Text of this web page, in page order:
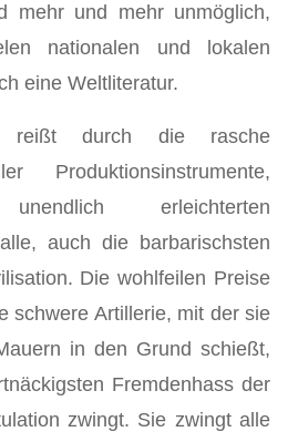
mehr und mehr unmöglich,
nationalen und lokalen
eine Weltliteratur.
reißt durch die rasche
Produktionsinstrumente,
erleichterten
auch die barbarischsten
Die wohlfeilen Preise
schwere Artillerie, mit der sie
in den Grund schießt,
Fremdenhass der
zwingt. Sie zwingt alle